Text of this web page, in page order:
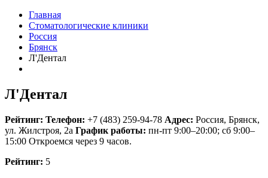
Главная
Стоматологические клиники
Россия
Брянск
Л'Дентал
Л'Дентал
Рейтинг: Телефон: +7 (483) 259-94-78 Адрес: Россия, Брянск,
ул. Жилстроя, 2а График работы: пн-пт 9:00–20:00; сб 9:00–
15:00 Откроемся через 9 часов.
Рейтинг: 5